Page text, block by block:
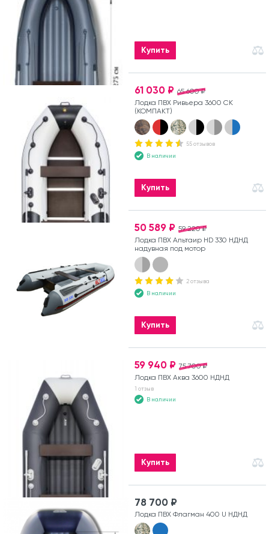
Купить
65 600 ₽
61 030 ₽
Лодка ПВХ Ривьера 3600 СК
(КОМПАКТ)
55 отзывов
В наличии
Купить
59 220 ₽
50 589 ₽
Лодка ПВХ Альтаир HD 330 НДНД
надувная под мотор
2 отзыва
В наличии
Купить
75 700 ₽
59 940 ₽
Лодка ПВХ Аква 3600 НДНД
1 отзыв
В наличии
Купить
78 700 ₽
Лодка ПВХ Флагман 400 U НДНД